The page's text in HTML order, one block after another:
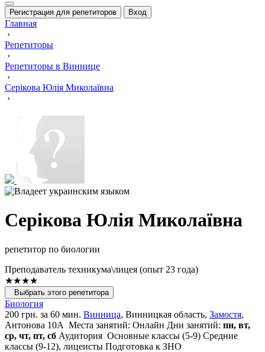
Регистрация для репетиторов Вход
Главная
›
Репетиторы
›
Репетиторы в Виннице
›
Серікова Юлія Миколаївна
›
Серікова Юлія Миколаївна
репетитор по биологии
Преподаватель техникума\лицея (опыт 23 года)
★★★★
Выбрать этого репетитора
Биология
200 грн. за 60 мин. Винница, Винницкая область, Замостя,
Антонова 10А Места занятий: Онлайн Дни занятий: пн, вт,
ср, чт, пт, сб Аудитория Основные классы (5-9) Средние
классы (9-12), лицеисты Подготовка к ЗНО